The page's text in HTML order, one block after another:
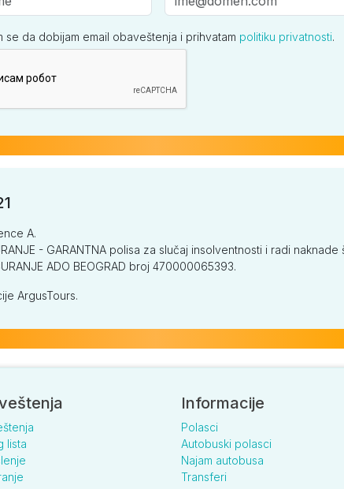
se da dobijam email obaveštenja i prihvatam politiku privatnosti.
A.
- GARANTNA polisa za slučaj insolventnosti i radi
ADO BEOGRAD broj 470000065393.
ArgusTours.
lista
Informacije
Polasci
Autobuski polasci
Najam autobusa
Transferi